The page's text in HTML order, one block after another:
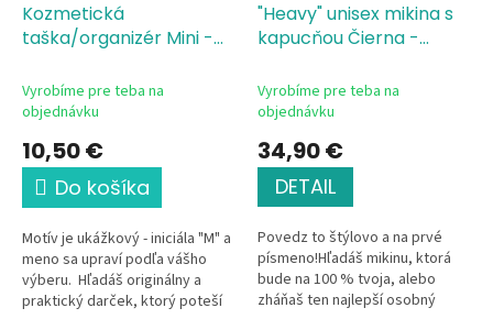
Kozmetická
taška/organizér Mini -
M
Vyrobíme pre teba na
objednávku
10,50 €
Do košíka
Motív je ukážkový - iniciála "M" a
meno sa upraví podľa vášho
výberu. Hľadáš originálny a
praktický darček, ktorý poteší
"Heavy" unisex mikina s
kapucňou Čierna -
Vyrobíme pre teba na
objednávku
34,90 €
DETAIL
Povedz to štýlovo a na prvé
písmeno!Hľadáš mikinu, ktorá
bude na 100 % tvoja, alebo
zháňaš ten najlepší osobný